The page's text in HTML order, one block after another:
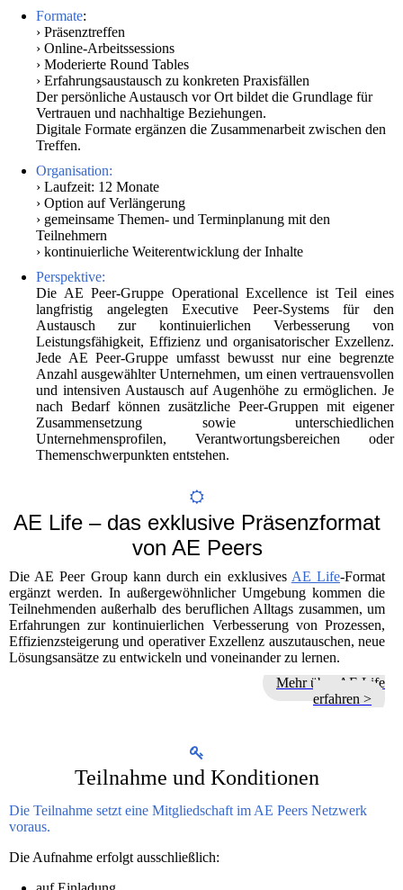
Formate:
› Präsenztreffen
› Online-Arbeitssessions
› Moderierte Round Tables
› Erfahrungsaustausch zu konkreten Praxisfällen
Der persönliche Austausch vor Ort bildet die Grundlage für
Vertrauen und nachhaltige Beziehungen.
Digitale Formate ergänzen die Zusammenarbeit zwischen den
Treffen.
Organisation:
› Laufzeit: 12 Monate
› Option auf Verlängerung
› gemeinsame Themen- und Terminplanung mit den
Teilnehmern
› kontinuierliche Weiterentwicklung der Inhalte
Perspektive:
Die AE Peer-Gruppe Operational Excellence ist Teil eines
langfristig angelegten Executive Peer-Systems für den
Austausch zur kontinuierlichen Verbesserung von
Leistungsfähigkeit, Effizienz und organisatorischer Exzellenz.
Jede AE Peer-Gruppe umfasst bewusst nur eine begrenzte
Anzahl ausgewählter Unternehmen, um einen vertrauensvollen
und intensiven Austausch auf Augenhöhe zu ermöglichen. Je
nach Bedarf können zusätzliche Peer-Gruppen mit eigener
Zusammensetzung sowie unterschiedlichen
Unternehmensprofilen, Verantwortungsbereichen oder
Themenschwerpunkten entstehen.
AE Life – das exklusive Präsenzformat
von AE Peers
Die AE Peer Group kann durch ein exklusives AE Life-Format
ergänzt werden. In außergewöhnlicher Umgebung kommen die
Teilnehmenden außerhalb des beruflichen Alltags zusammen, um
Erfahrungen zur kontinuierlichen Verbesserung von Prozessen,
Effizienzsteigerung und operativer Exzellenz auszutauschen, neue
Lösungsansätze zu entwickeln und voneinander zu lernen.
Mehr über AE Life
erfahren >
Teilnahme und Konditionen
Die Teilnahme setzt eine Mitgliedschaft im AE Peers Netzwerk
voraus.
Die Aufnahme erfolgt ausschließlich: